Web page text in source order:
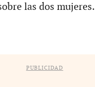
las dos mujeres.
PUBLICIDAD